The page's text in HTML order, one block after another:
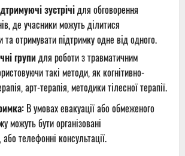
зустрічідля обговорення
де учасники можуть ділитися
отримувати підтримку одне від одного.
групидля роботи з травматичним
такі методи, як когнітивно-
арт-терапія, методики тілесної терапії.
В умовах евакуації або обмеженого
можуть бути організовані
телефонні консультації.